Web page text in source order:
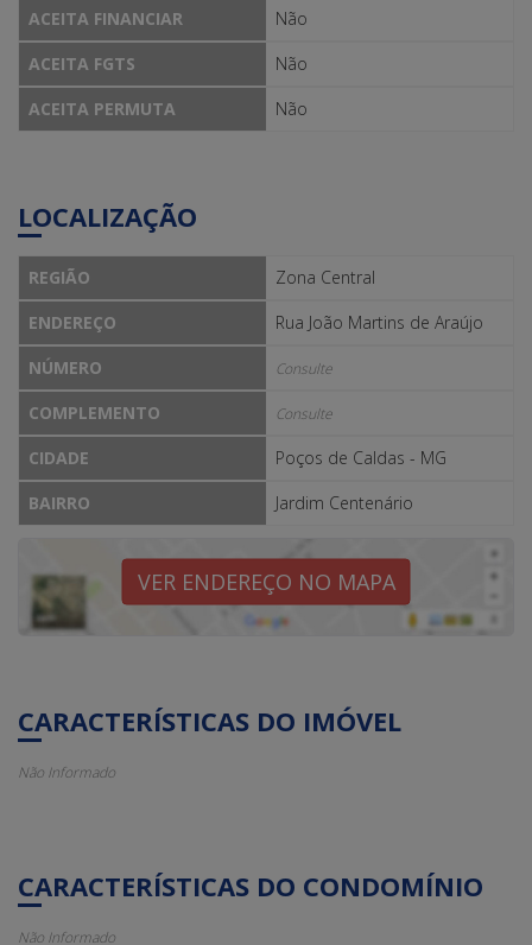
ACEITA FINANCIAR
Não
ACEITA FGTS
Não
ACEITA PERMUTA
Não
LOCALIZAÇÃO
REGIÃO
Zona Central
ENDEREÇO
Rua João Martins de Araújo
NÚMERO
Consulte
COMPLEMENTO Consulte
CIDADE
Poços de Caldas - MG
BAIRRO
Jardim Centenário
VER ENDEREÇO NO MAPA
CARACTERÍSTICAS DO IMÓVEL
Não Informado
CARACTERÍSTICAS DO CONDOMÍNIO
Não Informado